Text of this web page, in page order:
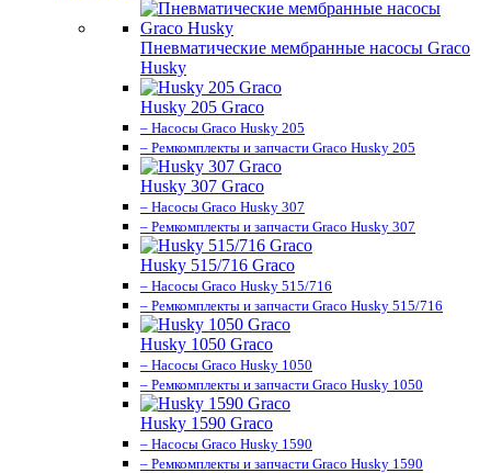
Пневматические мембранные насосы Graco
Husky
Husky 205 Graco
– Насосы Graco Husky 205
– Ремкомплекты и запчасти Graco Husky 205
Husky 307 Graco
– Насосы Graco Husky 307
– Ремкомплекты и запчасти Graco Husky 307
Husky 515/716 Graco
– Насосы Graco Husky 515/716
– Ремкомплекты и запчасти Graco Husky 515/716
Husky 1050 Graco
– Насосы Graco Husky 1050
– Ремкомплекты и запчасти Graco Husky 1050
Husky 1590 Graco
– Насосы Graco Husky 1590
– Ремкомплекты и запчасти Graco Husky 1590